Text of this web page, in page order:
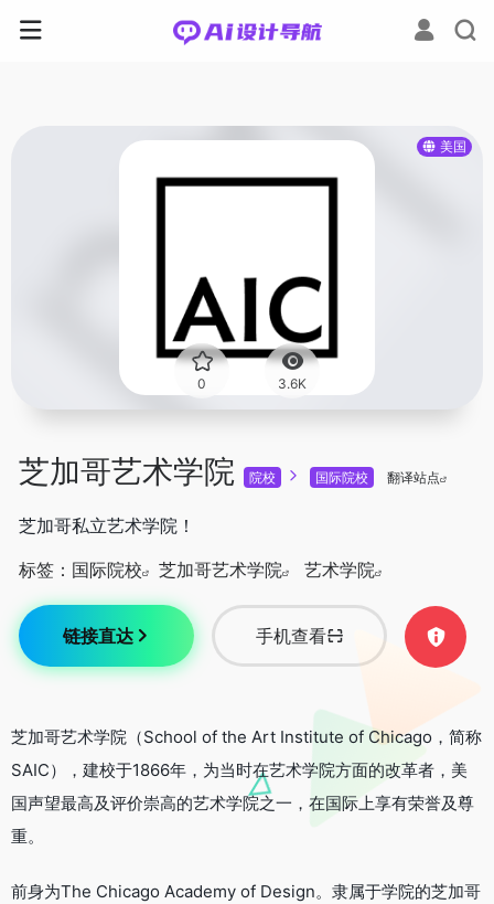
美国
0 3.6K
芝加哥艺术学院 院校 国际院校 翻译站点
芝加哥私立艺术学院！
标签： 国际院校 芝加哥艺术学院 艺术学院
链接直达 手机查看
芝加哥艺术学院（School of the Art Institute of Chicago，简称
SAIC），建校于1866年，为当时在艺术学院方面的改革者，美
国声望最高及评价崇高的艺术学院之一，在国际上享有荣誉及尊
重。
前身为The Chicago Academy of Design。隶属于学院的芝加哥